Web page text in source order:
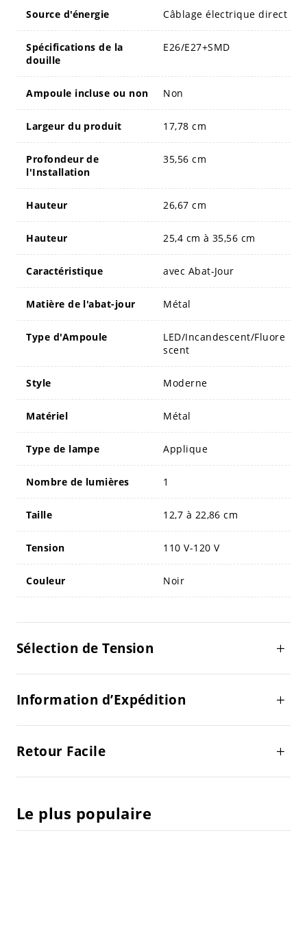
Source d'énergie Câblage électrique direct
Spécifications de la
douille
E26/E27+SMD
Ampoule incluse ou non Non
Largeur du produit 17,78 cm
Profondeur de
l'Installation
35,56 cm
Hauteur 26,67 cm
Hauteur 25,4 cm à 35,56 cm
Caractéristique avec Abat-Jour
Matière de l'abat-jour Métal
Type d'Ampoule
LED/Incandescent/Fluore
scent
Style Moderne
Matériel Métal
Type de lampe Applique
Nombre de lumières 1
Taille 12,7 à 22,86 cm
Tension 110 V-120 V
Couleur Noir
Sélection de Tension
Information d’Expédition
Retour Facile
Le plus populaire